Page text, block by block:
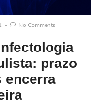
No Comments
prazo
encerra